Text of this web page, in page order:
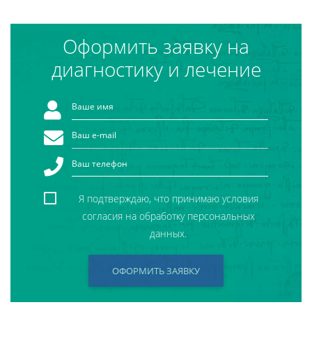
Оформить заявку на
диагностику и лечение
Я подтверждаю, что принимаю условия
согласия на обработку персональных
данных.
ОФОРМИТЬ ЗАЯВКУ